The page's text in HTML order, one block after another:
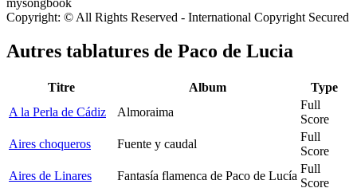
Copyright: © All Rights Reserved - International Copyright Secured
Autres tablatures de Paco de Lucia
Titre Album
Type
A la Perla de Cádiz
Almoraima
Full
Score
Aires choqueros
Fuente y caudal
Full
Score
Aires de Linares
Fantasía flamenca de Paco de Lucía
Full
Score